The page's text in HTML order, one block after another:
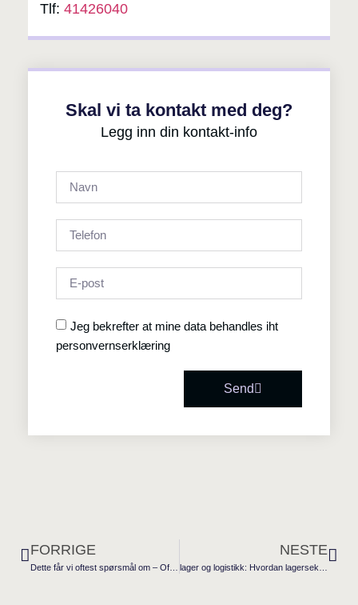
Tlf: 41426040
Skal vi ta kontakt med deg?
Legg inn din kontakt-info
Jeg bekrefter at mine data behandles iht
personvernserklæring
Send
FORRIGE NESTE